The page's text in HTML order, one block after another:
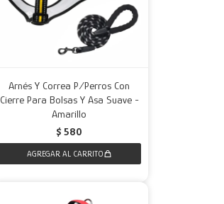
Arnés Y Correa P/Perros Con
Cierre Para Bolsas Y Asa Suave -
Amarillo
$ 580